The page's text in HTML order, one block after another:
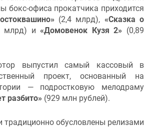
бокс-офиса прокатчика приходится
(2,4 млрд), «Сказка о
млрд) и«Домовенок Кузя 2» (0,89
выпустил самый кассовый в
проект, основанный на
— подростковую мелодраму
разбито» (929 млн рублей).
традиционно обусловлены релизами